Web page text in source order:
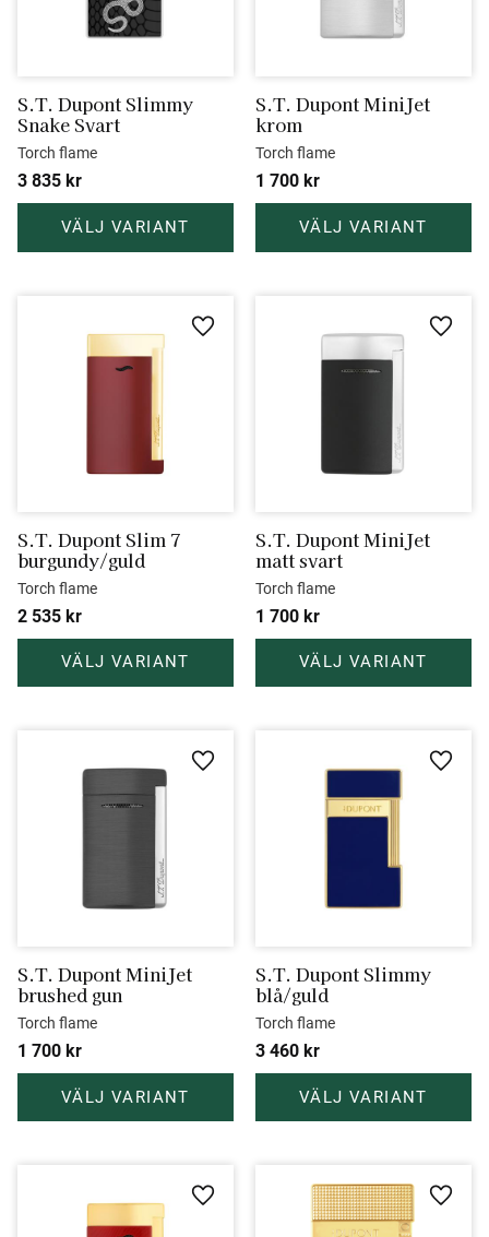
S.T. Dupont Slimmy
Snake Svart
Torch flame
3 835 kr
S.T. Dupont MiniJet
krom
Torch flame
1 700 kr
S.T. Dupont Slim 7
burgundy/guld
Torch flame
2 535 kr
Lägg till i favoriter
S.T. Dupont MiniJet
matt svart
Torch flame
1 700 kr
Lägg
S.T. Dupont MiniJet
brushed gun
Torch flame
1 700 kr
Lägg till i favoriter
S.T. Dupont Slimmy
blå/guld
Torch flame
3 460 kr
Lägg
Lägg till i favoriter Lägg